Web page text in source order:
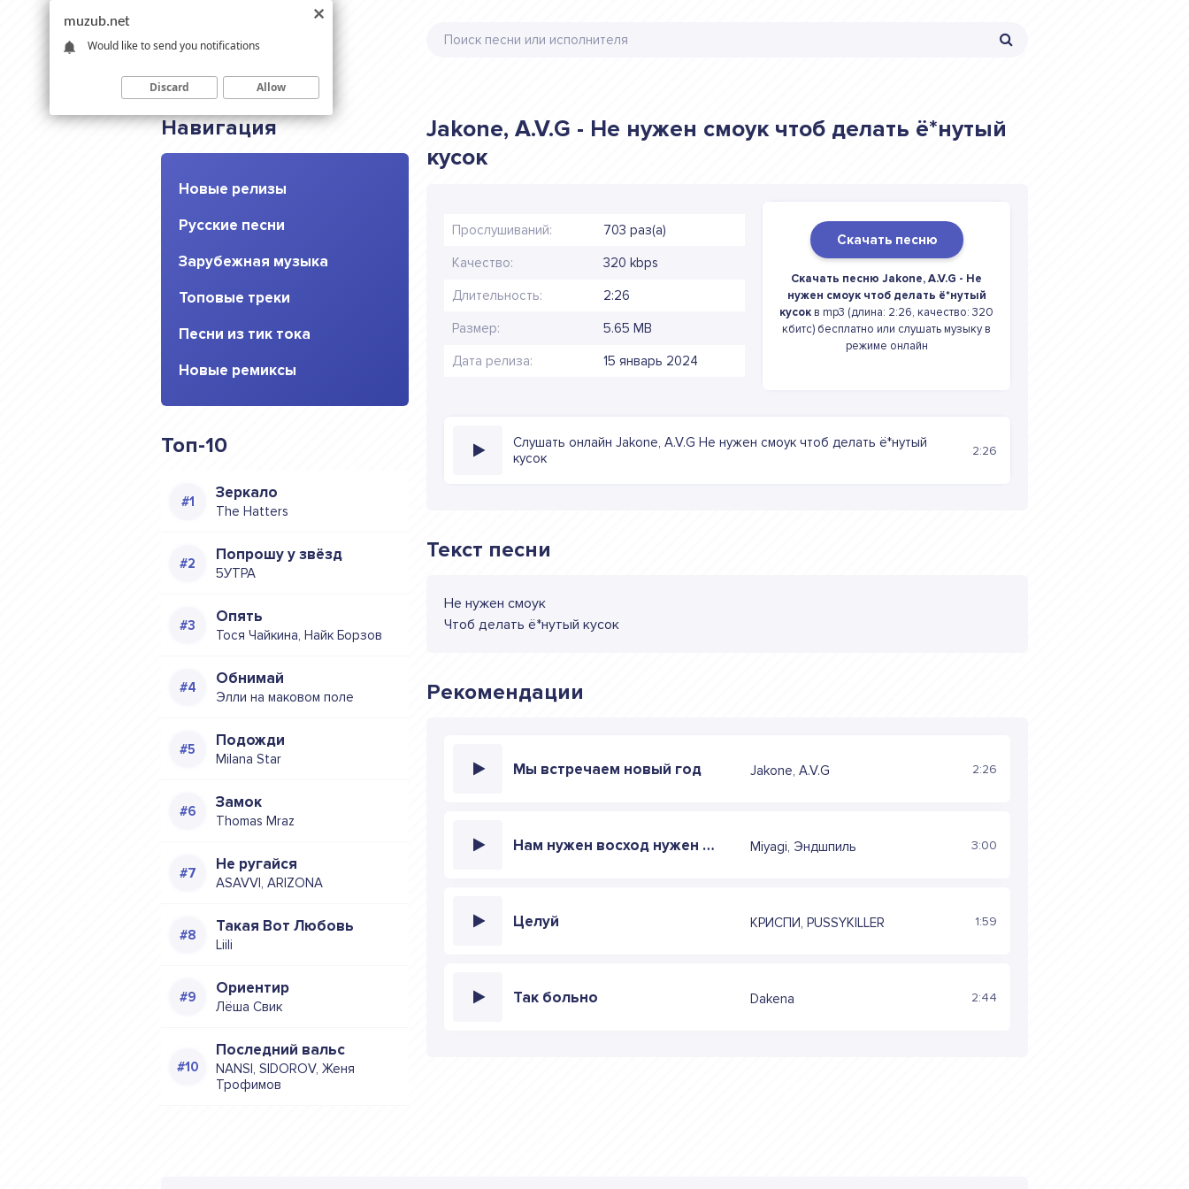
Навигация
Новые релизы
Русские песни
Зарубежная музыка
Топовые треки
Песни из тик тока
Новые ремиксы
Топ-10
Зеркало
The Hatters
Попрошу у звёзд
5УТРА
Опять
Тося Чайкина, Найк Борзов
Обнимай
Элли на маковом поле
Подожди
Milana Star
Замок
Thomas Mraz
Не ругайся
ASAVVI, ARIZONA
Такая Вот Любовь
Liili
Ориентир
Лёша Свик
Последний вальс
NANSI, SIDOROV, Женя
Трофимов
Jakone, A.V.G - Не нужен смоук чтоб делать ё*нутый
кусок
Прослушиваний: 703 раз(а)
Качество: 320 kbps
Длительность: 2:26
Размер: 5.65 MB
Дата релиза: 15 январь 2024
Скачать песню
Скачать песню Jakone, A.V.G - Не
нужен смоук чтоб делать ё*нутый
кусок в mp3 (длина: 2:26, качество: 320
кбитс) бесплатно или слушать музыку в
режиме онлайн
Слушать онлайн Jakone, A.V.G Не нужен смоук чтоб делать ё*нутый
кусок
2:26
Текст песни
Не нужен смоук
Чтоб делать ё*нутый кусок
Рекомендации
Мы встречаем новый год Jakone, A.V.G 2:26
Нам нужен восход нужен добрый вайб Miyagi, Эндшпиль 3:00
Целуй КРИСПИ, PUSSYKILLER 1:59
Так больно Dakena 2:44
muzub.net
Would like to send you notifications
Discard Allow